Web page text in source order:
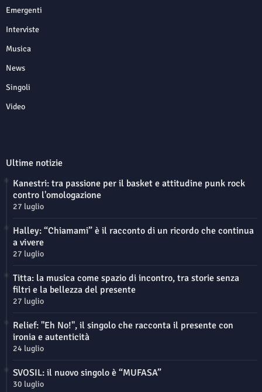
Emergenti
Interviste
Musica
News
Singoli
Video
Ultime notizie
Kanestri: tra passione per il basket e attitudine punk rock
contro l'omologazione
27 luglio
Halley: “Chiamami” è il racconto di un ricordo che continua
a vivere
27 luglio
Titta: la musica come spazio di incontro, tra storie senza
filtri e la bellezza del presente
27 luglio
Relief: "Eh No!", il singolo che racconta il presente con
ironia e autenticità
24 luglio
SVOSIL: il nuovo singolo è “MUFASA”
30 luglio